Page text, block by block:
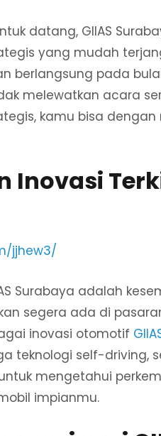
datang, GIIAS
yang mudah
berlangsung pada
melewatkan acara
kamu bisa
Inovasi
jjhew3/
Surabaya adalah
segera ada di
inovasi otomotif
teknologi self-driving,
mengetahui
impianmu.